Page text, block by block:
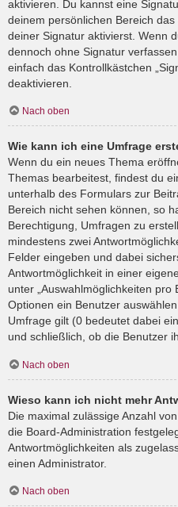
aktivieren. Du kannst eine
deinem persönlichen Bereich
deiner Signatur aktivierst. Wenn
dennoch ohne Signatur
einfach das Kontrollkästchen
deaktivieren.
Nach oben
Wie kann ich eine Umfrage
Wenn du ein neues Thema
Themas bearbeitest, findest du
unterhalb des Formulars zur
Bereich nicht sehen können, so
Berechtigung, Umfragen zu
mindestens zwei
Felder eingeben und dabei
Antwortmöglichkeit in einer
unter „Auswahlmöglichkeiten pro
Optionen ein Benutzer
Umfrage gilt (0 bedeutet dabei
und schließlich, ob die Benutzer
Nach oben
Wieso kann ich nicht mehr
Die maximal zulässige Anzahl
die Board-Administration
Antwortmöglichkeiten als
einen Administrator.
Nach oben